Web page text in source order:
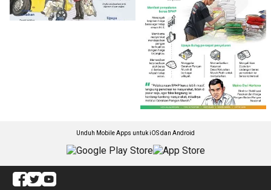
Unduh Mobile Apps untuk iOS dan Android